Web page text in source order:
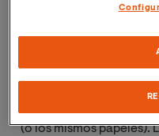
profesional.
Trabajo diverso y
Nada de estar todo el
(o los mismos papeles).